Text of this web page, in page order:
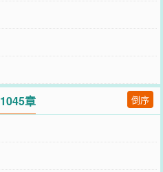
章 倒序